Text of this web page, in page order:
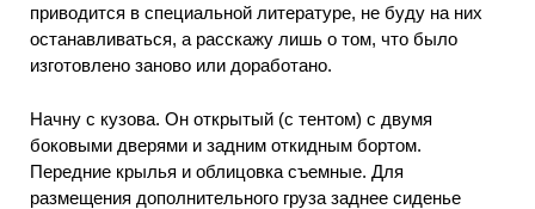
приводится в специальной литературе, не буду на них
останавливаться, а расскажу лишь о том, что было
изготовлено заново или доработано.
Начну с кузова. Он открытый (с тентом) с двумя
боковыми дверями и задним откидным бортом.
Передние крылья и облицовка съемные. Для
размещения дополнительного груза заднее сиденье